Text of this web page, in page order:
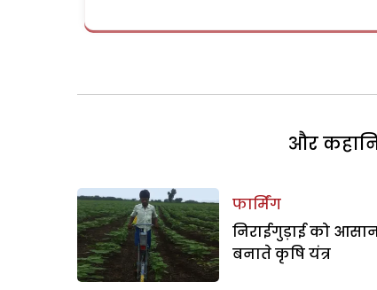
और
फार्मिंग
निराईगुड़ाई को
बनाते कृषि यंत्र